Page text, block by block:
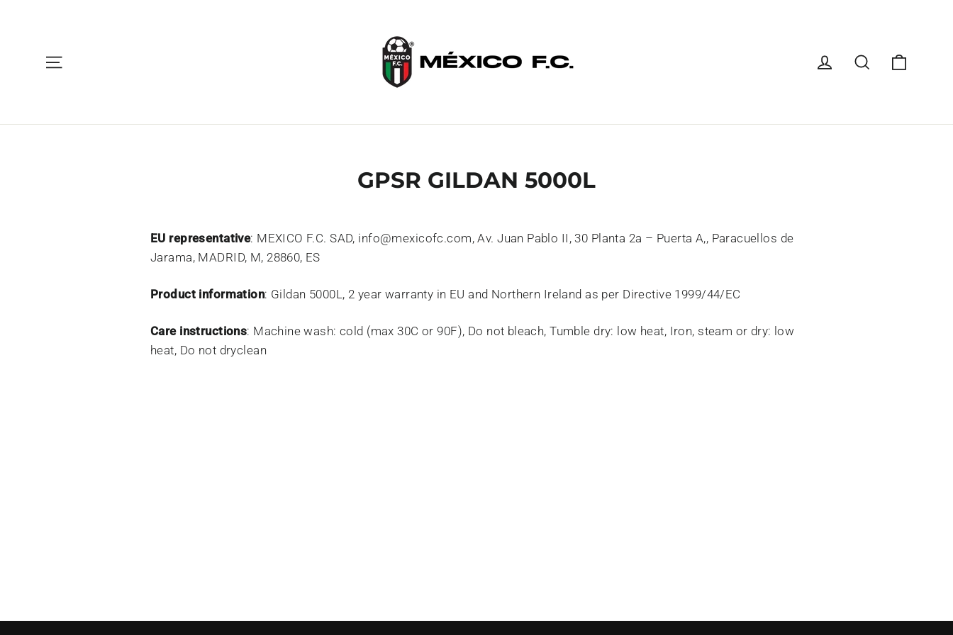
IngresarBuscar
GPSR GILDAN 5000L
EU representative: MEXICO F.C. SAD, info@mexicofc.com, Av. Juan Pablo II, 30 Planta 2a – Puerta A,, Paracuellos de
Jarama, MADRID, M, 28860, ES
Product information: Gildan 5000L, 2 year warranty in EU and Northern Ireland as per Directive 1999/44/EC
Care instructions: Machine wash: cold (max 30C or 90F), Do not bleach, Tumble dry: low heat, Iron, steam or dry: low
heat, Do not dryclean